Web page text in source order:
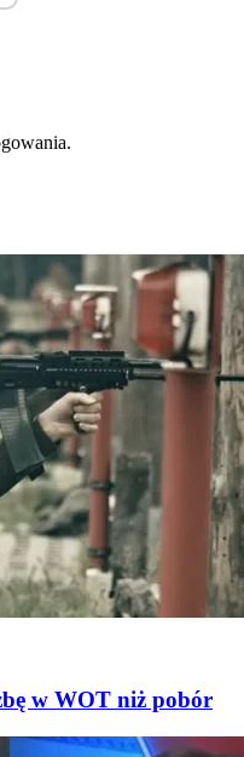
w WOT niż pobór